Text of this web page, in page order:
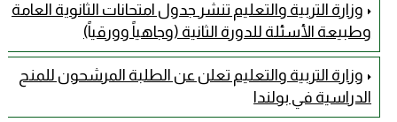
وزارة التربية والتعليم تنشر جدول امتحانات الثانوية العامة
وطبيعة الأسئلة للدورة الثانية (وجاهياً وورقياً)
وزارة التربية والتعليم تعلن عن الطلبة المرشحون للمنح
الدراسية في بولندا